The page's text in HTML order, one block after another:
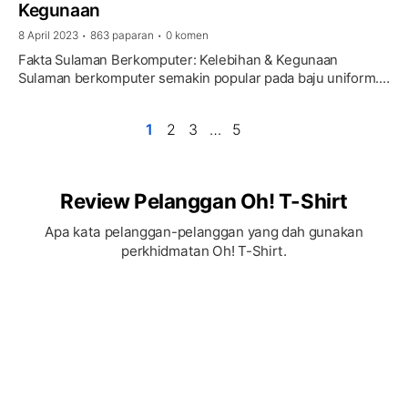
Kegunaan
8 April 2023 • 863 paparan • 0 komen
Fakta Sulaman Berkomputer: Kelebihan & Kegunaan
Sulaman berkomputer semakin popular pada baju uniform.
1 2 3 … 5
Review Pelanggan Oh! T-Shirt
Apa kata pelanggan-pelanggan yang dah gunakan
perkhidmatan Oh! T-Shirt.